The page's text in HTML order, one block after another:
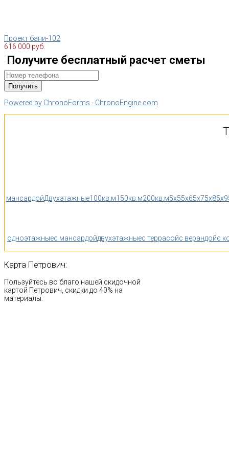
Проект бани-102
616 000 руб.
Получите бесплатный расчет сметы
Powered by ChronoForms - ChronoEngine.com
мансардойДвухэтажные100кв.м150кв.м200кв.м5x55x65x75x85x9
одноэтажныес мансардойдвухэтажныес террасойс верандойс
Карта Петрович:
Пользуйтесь во благо нашей скидочной
картой Петрович, скидки до 40% на
материалы.